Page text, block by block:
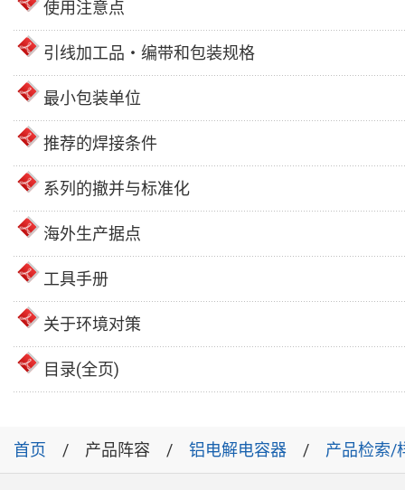
使用注意点
引线加工品・编带和包装规格
最小包装单位
推荐的焊接条件
系列的撤并与标准化
海外生产据点
工具手册
关于环境对策
目录(全页)
首页 产品阵容 铝电解电容器 产品检索/